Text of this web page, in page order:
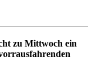
zu Mittwoch ein